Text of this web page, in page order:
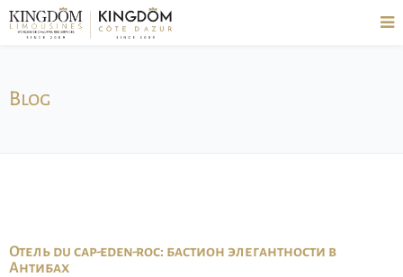
Blog
Отель du cap-eden-roc: бастион элегантности в
Антибах